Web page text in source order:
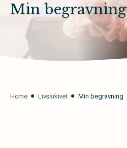
Min begravning
Home Livsarkivet Min begravning